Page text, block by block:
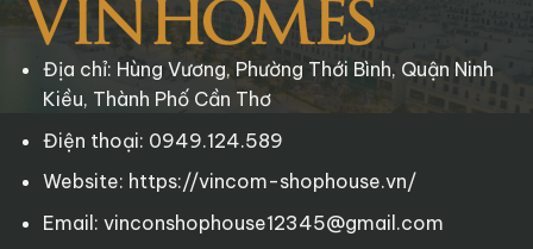
Địa chỉ: Hùng Vương, Phường Thới Bình, Quận Ninh
Kiều, Thành Phố Cần Thơ
Điện thoại: 0949.124.589
Website: https://vincom-shophouse.vn/
Email: vinconshophouse12345@gmail.com